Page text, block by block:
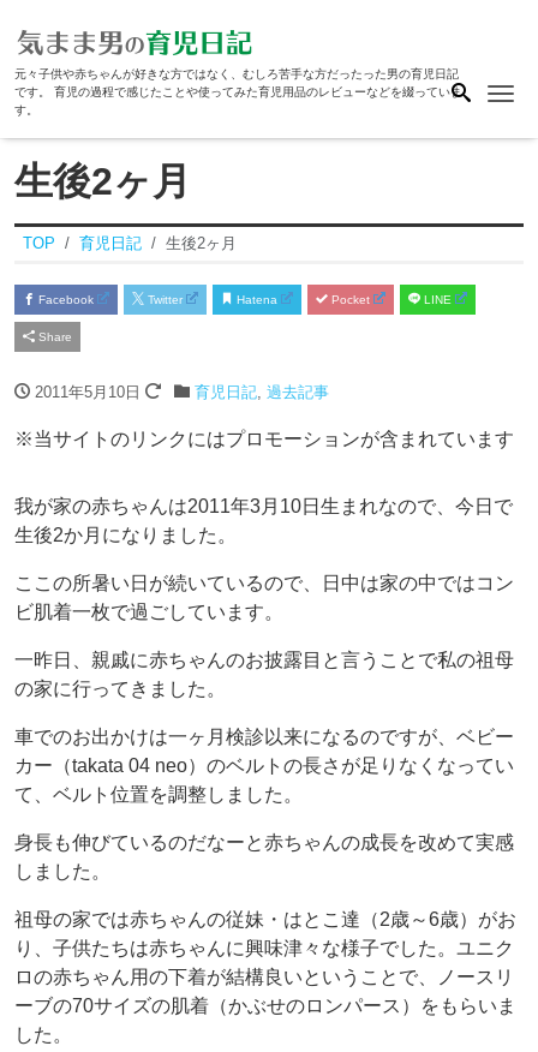
元々子供や赤ちゃんが好きな方ではなく、むしろ苦手な方だったった男の育児日記
です。 育児の過程で感じたことや使ってみた育児用品のレビューなどを綴っていま
す。
生後2ヶ月
TOP 育児日記 生後2ヶ月
Facebook Twitter Hatena Pocket LINE
Share
2011年5月10日 育児日記, 過去記事
※当サイトのリンクにはプロモーションが含まれています
我が家の赤ちゃんは2011年3月10日生まれなので、今日で
生後2か月になりました。
ここの所暑い日が続いているので、日中は家の中ではコン
ビ肌着一枚で過ごしています。
一昨日、親戚に赤ちゃんのお披露目と言うことで私の祖母
の家に行ってきました。
車でのお出かけは一ヶ月検診以来になるのですが、ベビー
カー（takata 04 neo）のベルトの長さが足りなくなってい
て、ベルト位置を調整しました。
身長も伸びているのだなーと赤ちゃんの成長を改めて実感
しました。
祖母の家では赤ちゃんの従妹・はとこ達（2歳～6歳）がお
り、子供たちは赤ちゃんに興味津々な様子でした。ユニク
ロの赤ちゃん用の下着が結構良いということで、ノースリ
ーブの70サイズの肌着（かぶせのロンパース）をもらいま
した。